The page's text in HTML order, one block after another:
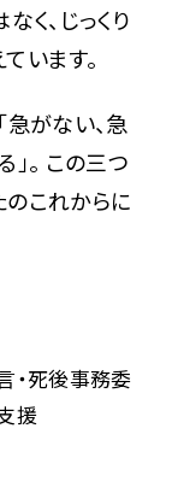
く、じっくり
います。
急がない、急
。 この三つ
これからに
・死後事務委
援